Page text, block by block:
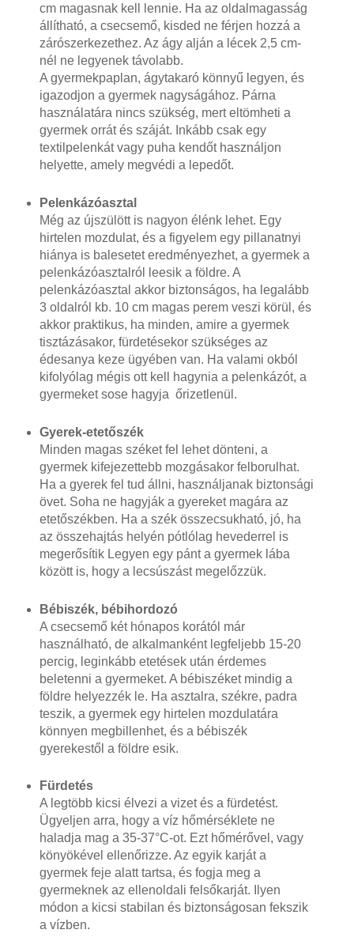
cm magasnak kell lennie. Ha az oldalmagasság
állítható, a csecsemő, kisded ne férjen hozzá a
zárószerkezethez. Az ágy alján a lécek 2,5 cm-
nél ne legyenek távolabb.
A gyermekpaplan, ágytakaró könnyű legyen, és
igazodjon a gyermek nagyságához. Párna
használatára nincs szükség, mert eltömheti a
gyermek orrát és száját. Inkább csak egy
textilpelenkát vagy puha kendőt használjon
helyette, amely megvédi a lepedőt.
Pelenkázóasztal
Még az újszülött is nagyon élénk lehet. Egy
hirtelen mozdulat, és a figyelem egy pillanatnyi
hiánya is balesetet eredményezhet, a gyermek a
pelenkázóasztalról leesik a földre. A
pelenkázóasztal akkor biztonságos, ha legalább
3 oldalról kb. 10 cm magas perem veszi körül, és
akkor praktikus, ha minden, amire a gyermek
tisztázásakor, fürdetésekor szükséges az
édesanya keze ügyében van. Ha valami okból
kifolyólag mégis ott kell hagynia a pelenkázót, a
gyermeket sose hagyja őrizetlenül.
Gyerek-etetőszék
Minden magas széket fel lehet dönteni, a
gyermek kifejezettebb mozgásakor felborulhat.
Ha a gyerek fel tud állni, használjanak biztonsági
övet. Soha ne hagyják a gyereket magára az
etetőszékben. Ha a szék összecsukható, jó, ha
az összehajtás helyén pótlólag hevederrel is
megerősítik Legyen egy pánt a gyermek lába
között is, hogy a lecsúszást megelőzzük.
Bébiszék, bébihordozó
A csecsemő két hónapos korától már
használható, de alkalmanként legfeljebb 15-20
percig, leginkább etetések után érdemes
beletenni a gyermeket. A bébiszéket mindig a
földre helyezzék le. Ha asztalra, székre, padra
teszik, a gyermek egy hirtelen mozdulatára
könnyen megbillenhet, és a bébiszék
gyerekestől a földre esik.
Fürdetés
A legtöbb kicsi élvezi a vizet és a fürdetést.
Ügyeljen arra, hogy a víz hőmérséklete ne
haladja mag a 35-37°C-ot. Ezt hőmérővel, vagy
könyökével ellenőrizze. Az egyik karját a
gyermek feje alatt tartsa, és fogja meg a
gyermeknek az ellenoldali felsőkarját. Ilyen
módon a kicsi stabilan és biztonságosan fekszik
a vízben.